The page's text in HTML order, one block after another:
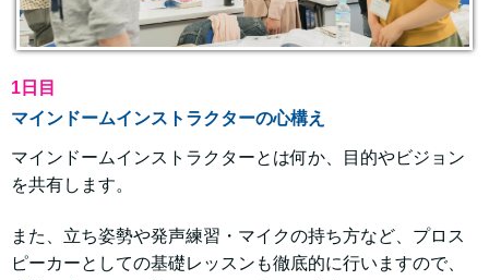
1日目
マインドームインストラクターの心構え
マインドームインストラクターとは何か、目的やビジョン
を共有します。
また、立ち姿勢や発声練習・マイクの持ち方など、プロス
ピーカーとしての基礎レッスンも徹底的に行いますので、